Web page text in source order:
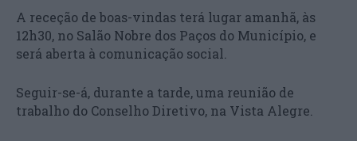
A receção de boas-vindas terá lugar amanhã, às
12h30, no Salão Nobre dos Paços do Município, e
será aberta à comunicação social.
Seguir-se-á, durante a tarde, uma reunião de
trabalho do Conselho Diretivo, na Vista Alegre.